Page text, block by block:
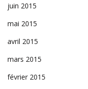
juin 2015
mai 2015
avril 2015
mars 2015
février 2015